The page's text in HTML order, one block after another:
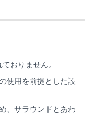
おりません。
使用を前提とした設
、サラウンドとあわ